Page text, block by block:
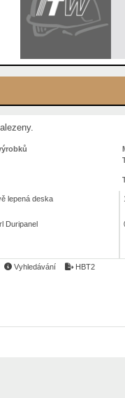
lepená deska
Duripanel
Vyhledávání HBT2